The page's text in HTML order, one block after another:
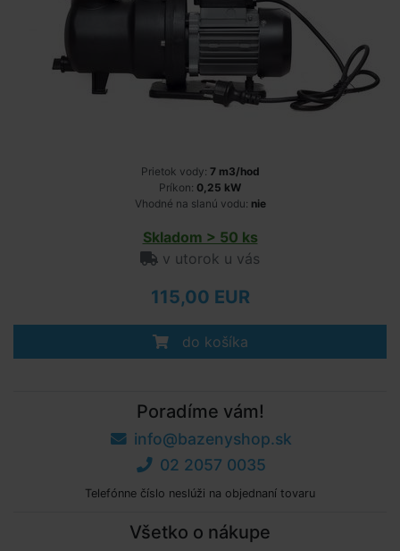
Prietok vody: 7 m3/hod
Príkon: 0,25 kW
Vhodné na slanú vodu: nie
Skladom > 50 ks
v utorok u vás
115,00 EUR
do košíka
Poradíme vám!
info@bazenyshop.sk
02 2057 0035
Telefónne číslo neslúži na objednaní tovaru
Všetko o nákupe